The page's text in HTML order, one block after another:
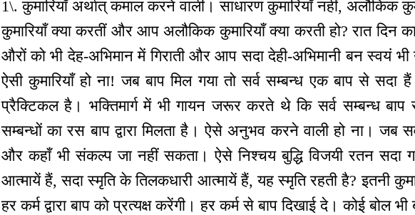
1\. कुमारियाँ अर्थात् कमाल करने वाली। साधारण कुमारियाँ नहीं, अलौकिक
कुमारियाँ क्या करतीं और आप अलौकिक कुमारियाँ क्या करती हो? रात दिन
औरों को भी देह-अभिमान में गिराती और आप सदा देही-अभिमानी बन स्वयं
ऐसी कुमारियाँ हो ना! जब बाप मिल गया तो सर्व सम्बन्ध एक बाप से
प्रैक्टिकल है। भक्तिमार्ग में भी गायन जरूर करते थे कि सर्व सम्बन्ध
सम्बन्धों का रस बाप द्वारा मिलता है। ऐसे अनुभव करने वाली हो ना। जब
और कहाँ भी संकल्प जा नहीं सकता। ऐसे निश्चय बुद्धि विजयी रतन सदा
आत्मायें हैं, सदा स्मृति के तिलकधारी आत्मायें हैं, यह स्मृति रहती है? इतनी
हर कर्म द्वारा बाप को प्रत्यक्ष करेंगी। हर कर्म से बाप दिखाई दे। कोई बोल